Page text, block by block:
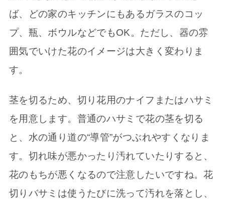
ば、どの家のキッチンにもあるガラスのコッ
プ、瓶、ボウルなどでもOK。ただし、器の雰
囲気でいけた花のイメージは大きく変わりま
す。
茎を切るため、切り花用のナイフまたはハサミ
を用意します。普通のハサミで花の茎を切る
と、水の通り道の“導管”がつぶれやすくなりま
す。切れ味が悪かったり汚れていたりすると、
花のもちが悪くなるので注意したいですね。花
切りバサミは使うたびに洗って汚れを落とし、